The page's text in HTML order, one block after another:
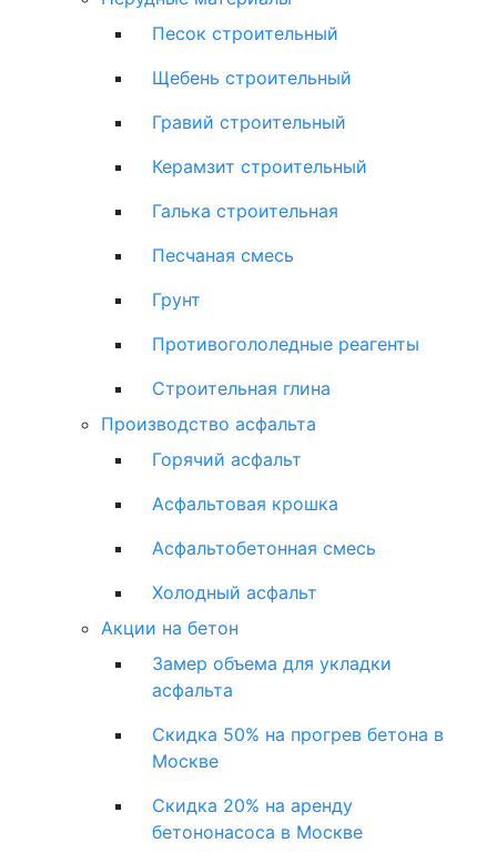
Песок строительный
Щебень строительный
Гравий строительный
Керамзит строительный
Галька строительная
Песчаная смесь
Грунт
Противогололедные реагенты
Строительная глина
Производство асфальта
Горячий асфальт
Асфальтовая крошка
Асфальтобетонная смесь
Холодный асфальт
Акции на бетон
Замер объема для укладки
асфальта
Скидка 50% на прогрев бетона в
Москве
Скидка 20% на аренду
бетононасоса в Москве